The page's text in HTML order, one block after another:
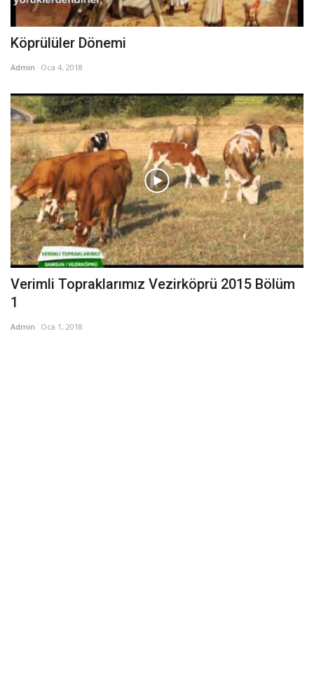
Köprülüler Dönemi
Admin Oca 4, 2018
Verimli Topraklarımız Vezirköprü 2015 Bölüm
1
Admin Oca 1, 2018